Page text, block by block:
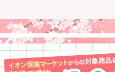
（無料）